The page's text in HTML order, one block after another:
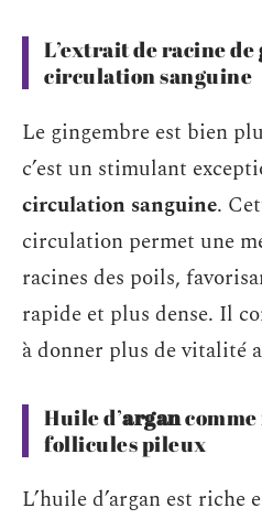
L’extrait de racine de
circulation sanguine
Le gingembre est bien
c’est un stimulant
circulation sanguine.
circulation permet une
racines des poils,
rapide et plus dense. Il
à donner plus de vitalité
Huile d’argan
follicules pileux
L’huile d’argan est riche